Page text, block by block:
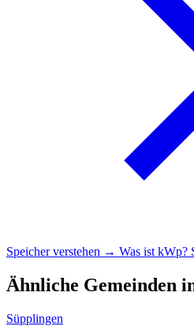
Speicher verstehen → Was ist kWp?
Ähnliche Gemeinden
Süpplingen